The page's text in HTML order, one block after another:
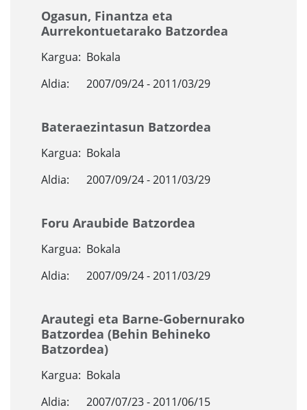
Ogasun, Finantza eta
Aurrekontuetarako Batzordea
Kargua: Bokala
Aldia:
2007/09/24 - 2011/03/29
Bateraezintasun Batzordea
Kargua: Bokala
Aldia:
2007/09/24 - 2011/03/29
Foru Araubide Batzordea
Kargua: Bokala
Aldia:
2007/09/24 - 2011/03/29
Arautegi eta Barne-Gobernurako
Batzordea (Behin Behineko
Batzordea)
Kargua: Bokala
Aldia:
2007/07/23 - 2011/06/15